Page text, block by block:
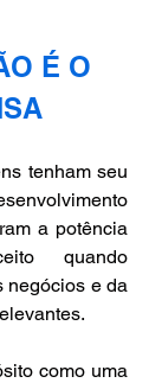
É O
tenham seu
a potência
quando
negócios e da
como uma